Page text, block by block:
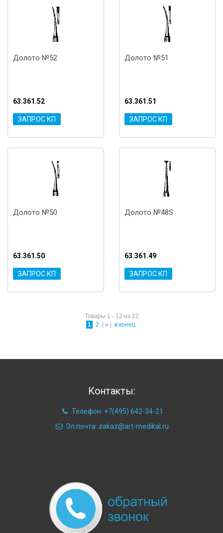
Долото №52
63.361.52
ЗАПРОС КП
Долото №51
63.361.51
ЗАПРОС КП
Долото №50
63.361.50
ЗАПРОС КП
Долото №48S
63.361.49
ЗАПРОС КП
Товары 1 - 12 из 22
1
2 » в конец
Контакты:
Телефон: +7(495) 642-34-21
Эл.почта: zakaz@art-medikal.ru